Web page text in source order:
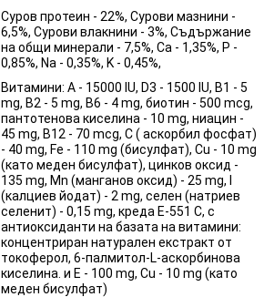
Суров протеин - 22%, Сурови мазнини -
6,5%, Сурови влакнини - 3%, Съдържание
на общи минерали - 7,5%, Ca - 1,35%, P -
0,85%, Na - 0,35%, K - 0,45%,
Витамини: A - 15000 IU, D3 - 1500 IU, B1 - 5
mg, B2 - 5 mg, B6 - 4 mg, биотин - 500 mcg,
пантотенова киселина - 10 mg, ниацин -
45 mg, B12 - 70 mcg, C ( аскорбил фосфат)
- 40 mg, Fe - 110 mg (бисулфат), Cu - 10 mg
(като меден бисулфат), цинков оксид -
135 mg, Mn (манганов оксид) - 25 mg, I
(калциев йодат) - 2 mg, селен (натриев
селенит) - 0,15 mg, креда E-551 C, с
антиоксиданти на базата на витамини:
концентриран натурален екстракт от
токоферол, 6-палмитол-L-аскорбинова
киселина. и E - 100 mg, Cu - 10 mg (като
меден бисулфат)